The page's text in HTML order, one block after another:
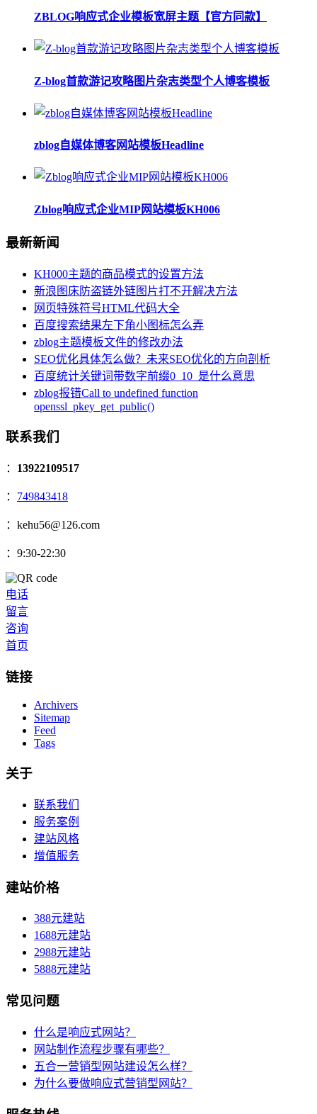
ZBLOG响应式企业模板宽屏主题【官方同款】
Z-blog首款游记攻略图片杂志类型个人博客模板
zblog自媒体博客网站模板Headline
Zblog响应式企业MIP网站模板KH006
最新新闻
KH000主题的商品模式的设置方法
新浪图床防盗链外链图片打不开解决方法
网页特殊符号HTML代码大全
百度搜索结果左下角小图标怎么弄
zblog主题模板文件的修改办法
SEO优化具体怎么做？未来SEO优化的方向剖析
百度统计关键词带数字前缀0_10_是什么意思
zblog报错Call to undefined function
openssl_pkey_get_public()
联系我们
： 13922109517
： 749843418
：kehu56@126.com
：9:30-22:30
电话
留言
咨询
首页
链接
Archivers
Sitemap
Feed
Tags
关于
联系我们
服务案例
建站风格
增值服务
建站价格
388元建站
1688元建站
2988元建站
5888元建站
常见问题
什么是响应式网站？
网站制作流程步骤有哪些？
五合一营销型网站建设怎么样？
为什么要做响应式营销型网站？